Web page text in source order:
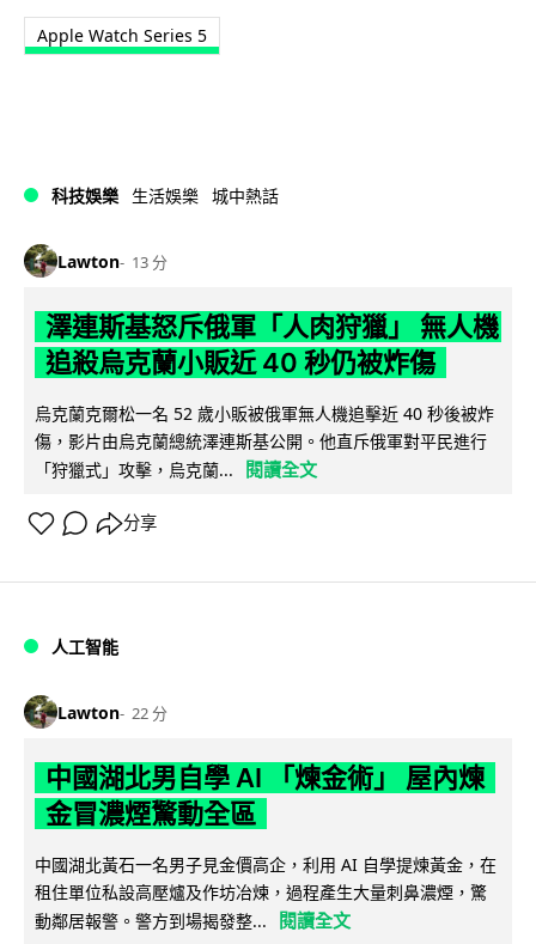
Apple Watch Series 5
科技娛樂 生活娛樂 城中熱話
Lawton 13 分
澤連斯基怒斥俄軍「人肉狩獵」 無人機
追殺烏克蘭小販近 40 秒仍被炸傷
烏克蘭克爾松一名 52 歲小販被俄軍無人機追擊近 40 秒後被炸
傷，影片由烏克蘭總統澤連斯基公開。他直斥俄軍對平民進行
「狩獵式」攻擊，烏克蘭...
閱讀全文
分享
人工智能
Lawton 22 分
中國湖北男自學 AI 「煉金術」 屋內煉
金冒濃煙驚動全區
中國湖北黃石一名男子見金價高企，利用 AI 自學提煉黃金，在
租住單位私設高壓爐及作坊冶煉，過程產生大量刺鼻濃煙，驚
動鄰居報警。警方到場揭發整...
閱讀全文